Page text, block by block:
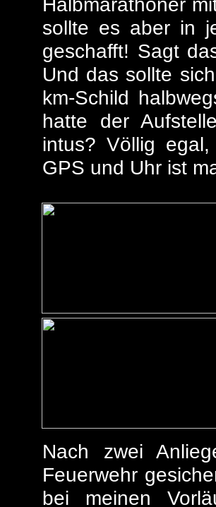
Halbmarathoner
sollte es aber in
geschafft! Sagt
Und das sollte
km-Schild
hatte der
intus? Völlig
GPS und Uhr ist
Nach zwei
Feuerwehr
bei meinen